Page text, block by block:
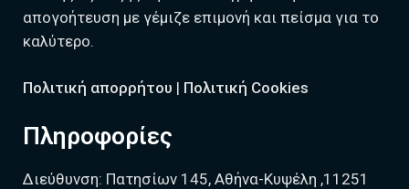
απογοήτευση με γέμιζε επιμονή και πείσμα για το
καλύτερο.
Πολιτική απορρήτου | Πολιτική Cookies
Πληροφορίες
Διεύθυνση: Πατησίων 145, Αθήνα-Κυψέλη ,11251